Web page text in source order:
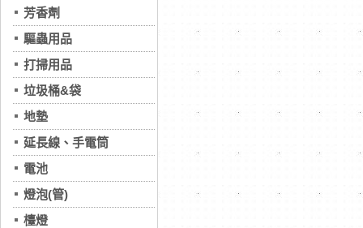
芳香劑
驅蟲用品
打掃用品
垃圾桶&袋
地墊
延長線、手電筒
電池
燈泡(管)
檯燈